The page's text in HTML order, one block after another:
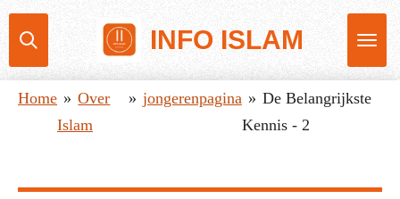
direct
naar
de
hoofdinhoud
INFO ISLAM
Home » Over
Islam
» jongerenpagina » De Belangrijkste
Kennis - 2